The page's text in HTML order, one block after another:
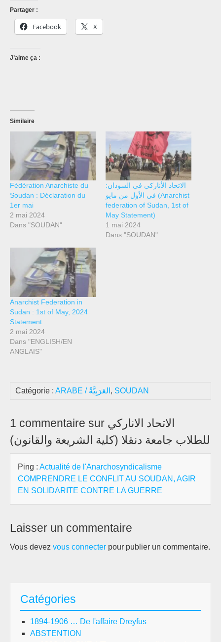
Partager :
Facebook X
J’aime ça :
Similaire
Fédération Anarchiste du
Soudan : Déclaration du
1er mai
2 mai 2024
Dans "SOUDAN"
الاتحاد الأناركي في السودان:
في الأول من مايو (Anarchist
federation of Sudan, 1st of
May Statement)
1 mai 2024
Dans "SOUDAN"
Anarchist Federation in
Sudan : 1st of May, 2024
Statement
2 mai 2024
Dans "ENGLISH/EN
ANGLAIS"
Catégorie : ARABE / العَرَبِيَّةُ , SOUDAN
1 commentaire sur الاتحاد الاناركي
للطلاب جامعة دنقلا (كلية الشريعة والقانون)
Ping : Actualité de l'Anarchosyndicalisme
COMPRENDRE LE CONFLIT AU SOUDAN, AGIR
EN SOLIDARITE CONTRE LA GUERRE
Laisser un commentaire
Vous devez vous connecter pour publier un commentaire.
Catégories
1894-1906 … De l'affaire Dreyfus
ABSTENTION